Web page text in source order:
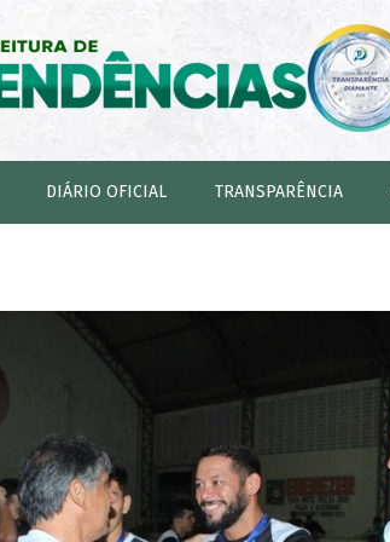
DIÁRIO OFICIAL TRANSPARÊNCIA